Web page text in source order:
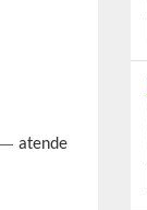
atende